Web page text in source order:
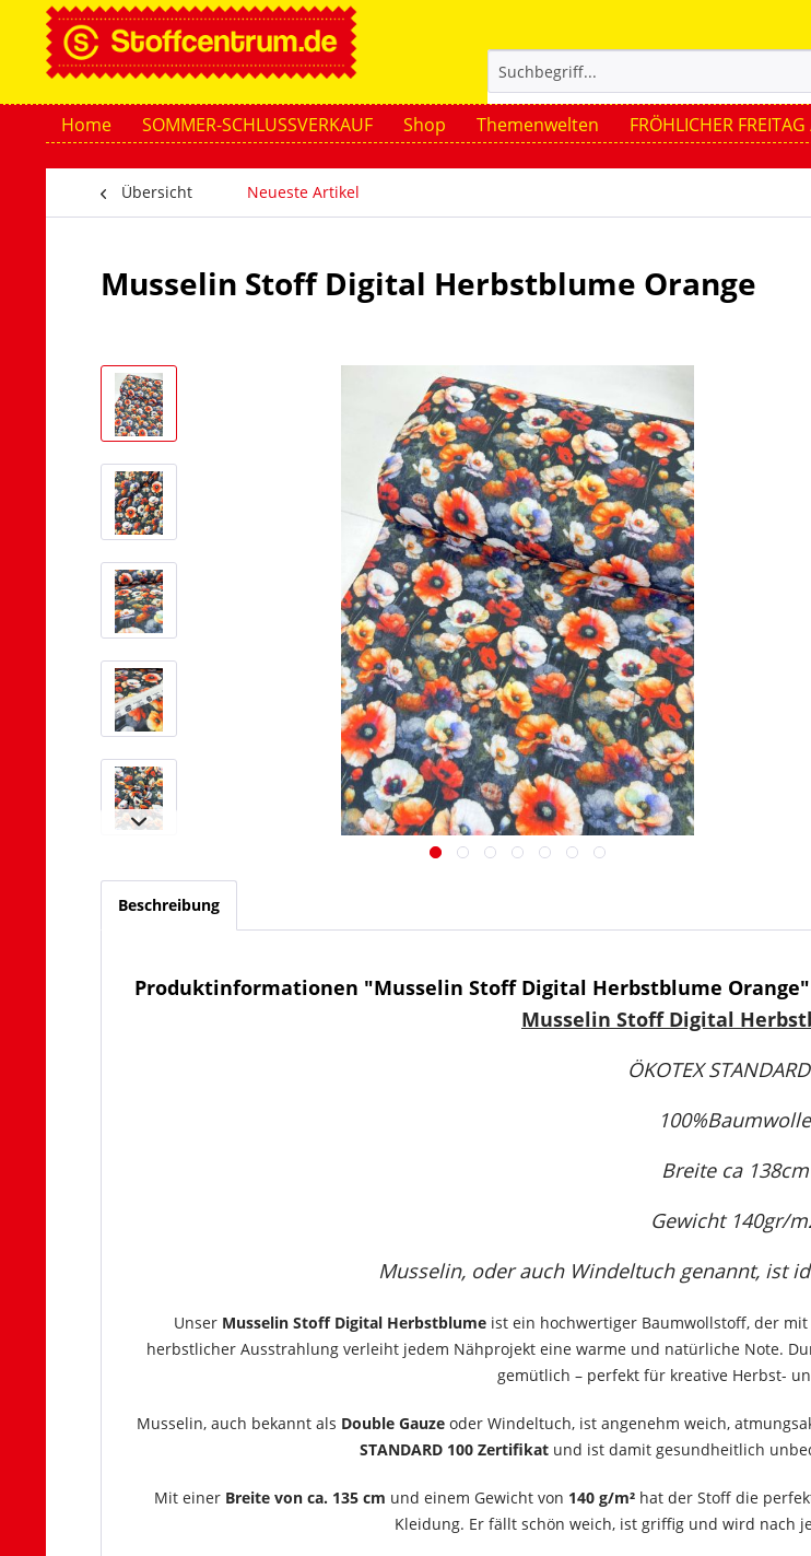
Home SOMMER-SCHLUSSVERKAUF Shop Themenwelten FRÖHLICHER
Übersicht Neueste Artikel
Musselin Stoff Digital Herbstblume Orange
Beschreibung
Produktinformationen "Musselin Stoff Digital Herbstblume Orange"
Musselin Stoff Digital
ÖKOTEX
100%Baumwolle
Breite ca 138cm
Gewicht 140gr/
Musselin, oder auch Windeltuch genannt, ist
Unser Musselin Stoff Digital Herbstblume ist ein hochwertiger Baumwollstoff, der
herbstlicher Ausstrahlung verleiht jedem Nähprojekt eine warme und natürliche Note.
gemütlich – perfekt für kreative Herbst-
Musselin, auch bekannt als Double Gauze oder Windeltuch, ist angenehm weich,
STANDARD 100 Zertifikatund ist damit gesundheitlich
Mit einer Breite von ca. 135 cm und einem Gewicht von 140 g/m² hat der Stoff die
Kleidung. Er fällt schön weich, ist griffig und wird nach